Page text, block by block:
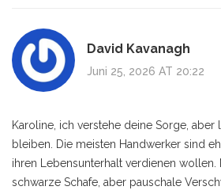
David Kavanagh
Juni 25, 2026 AT 20:22
Karoline, ich verstehe deine Sorge, aber
bleiben. Die meisten Handwerker sind
ihren Lebensunterhalt verdienen wollen.
schwarze Schafe, aber pauschale